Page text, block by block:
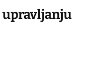
upravljanju